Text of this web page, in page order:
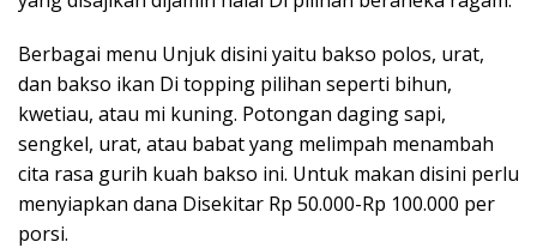
Berbagai menu Unjuk disini yaitu bakso polos, urat,
dan bakso ikan Di topping pilihan seperti bihun,
kwetiau, atau mi kuning. Potongan daging sapi,
sengkel, urat, atau babat yang melimpah menambah
cita rasa gurih kuah bakso ini. Untuk makan disini perlu
menyiapkan dana Disekitar Rp 50.000-Rp 100.000 per
porsi.